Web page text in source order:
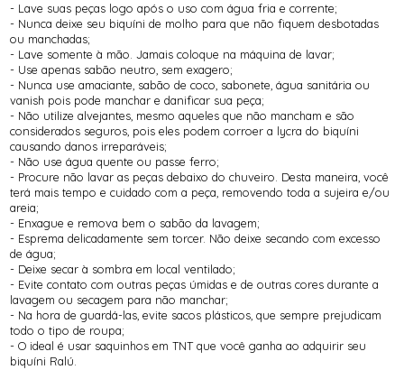
- Lave suas peças logo após o uso com água fria e corrente;
- Nunca deixe seu biquíni de molho para que não fiquem desbotadas
ou manchadas;
- Lave somente à mão. Jamais coloque na máquina de lavar;
- Use apenas sabão neutro, sem exagero;
- Nunca use amaciante, sabão de coco, sabonete, água sanitária ou
vanish pois pode manchar e danificar sua peça;
- Não utilize alvejantes, mesmo aqueles que não mancham e são
considerados seguros, pois eles podem corroer a lycra do biquíni
causando danos irreparáveis;
- Não use água quente ou passe ferro;
- Procure não lavar as peças debaixo do chuveiro. Desta maneira, você
terá mais tempo e cuidado com a peça, removendo toda a sujeira e/ou
areia;
- Enxague e remova bem o sabão da lavagem;
- Esprema delicadamente sem torcer. Não deixe secando com excesso
de água;
- Deixe secar à sombra em local ventilado;
- Evite contato com outras peças úmidas e de outras cores durante a
lavagem ou secagem para não manchar;
- Na hora de guardá-las, evite sacos plásticos, que sempre prejudicam
todo o tipo de roupa;
- O ideal é usar saquinhos em TNT que você ganha ao adquirir seu
biquíni Ralú.